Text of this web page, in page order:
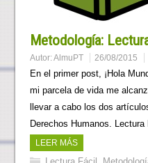
Metodología:
Autor:AlmuPT 26/08/2015
En el primer post, ¡Hola
mi parcela de vida me
llevar a cabo los dos
Derechos Humanos.
LEER MÁS